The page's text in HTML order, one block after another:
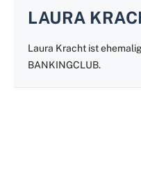
LAURA
Laura Kracht ist
BANKINGCLUB.